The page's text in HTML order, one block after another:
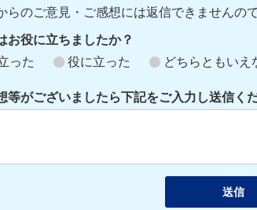
らのご意見・ご感想には返信できませんの
お役に立ちましたか？
った
役に立った どちらともいえ
等がございましたら下記をご入力し送信くだ